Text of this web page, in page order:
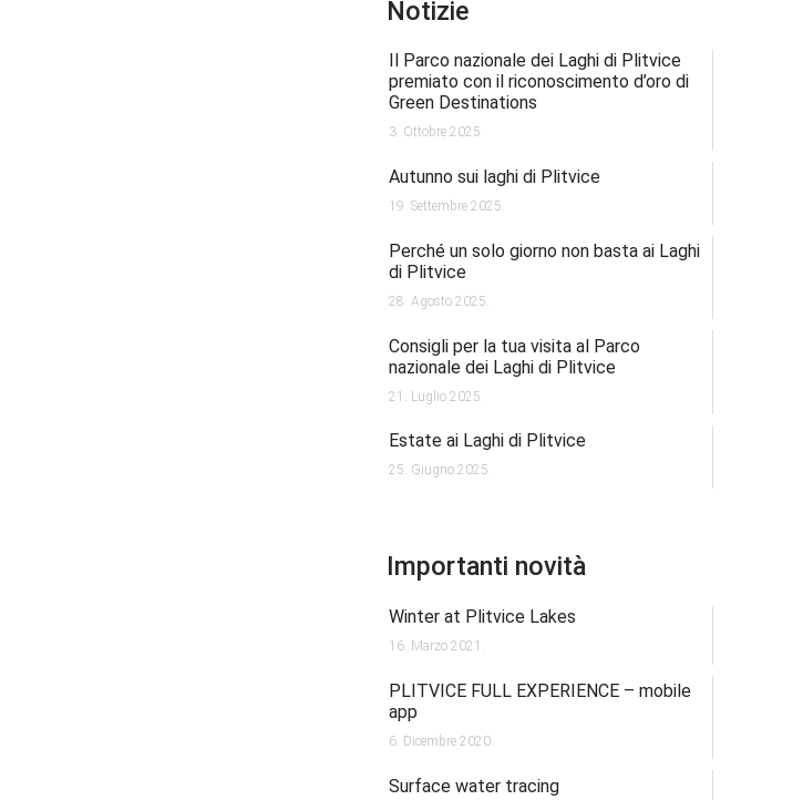
Notizie
Il Parco nazionale dei Laghi di Plitvice
premiato con il riconoscimento d’oro di
Green Destinations
3. Ottobre 2025.
Autunno sui laghi di Plitvice
19. Settembre 2025.
Perché un solo giorno non basta ai Laghi
di Plitvice
28. Agosto 2025.
Consigli per la tua visita al Parco
nazionale dei Laghi di Plitvice
21. Luglio 2025.
Estate ai Laghi di Plitvice
25. Giugno 2025.
Importanti novità
Winter at Plitvice Lakes
16. Marzo 2021.
PLITVICE FULL EXPERIENCE – mobile
app
6. Dicembre 2020.
Surface water tracing